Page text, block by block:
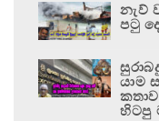
නැව්
පටු
යාම
හිටපු